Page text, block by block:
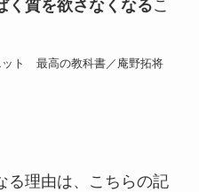
く質を欲さなくなるこ
ット 最高の教科書／庵野拓将
る理由は、こちらの記